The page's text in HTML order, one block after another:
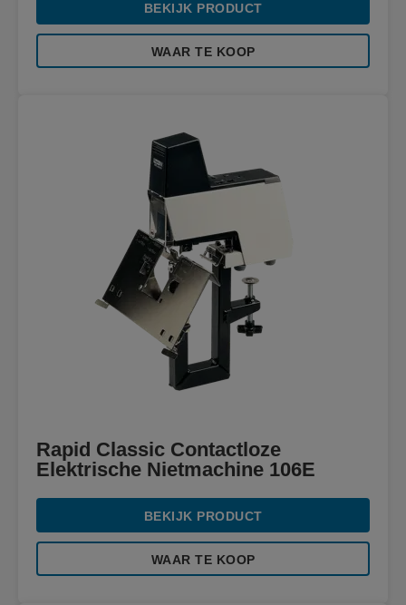
BEKIJK PRODUCT
WAAR TE KOOP
Rapid Classic Contactloze
Elektrische Nietmachine 106E
BEKIJK PRODUCT
WAAR TE KOOP